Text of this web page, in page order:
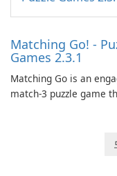
Matching Go! -
Games 2.3.1
Matching Go is an
match-3 puzzle game
Ollie, on an